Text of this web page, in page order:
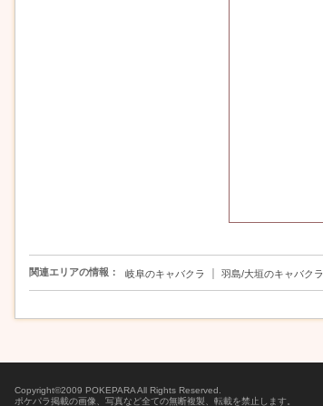
関連エリアの情報： 岐阜のキャバクラ 羽島/大垣のキャバクラ
Copyright©2009 POKEPARA All Rights Reserved.
ポケパラ掲載の画像、写真など全ての無断複製、転載を禁止します。